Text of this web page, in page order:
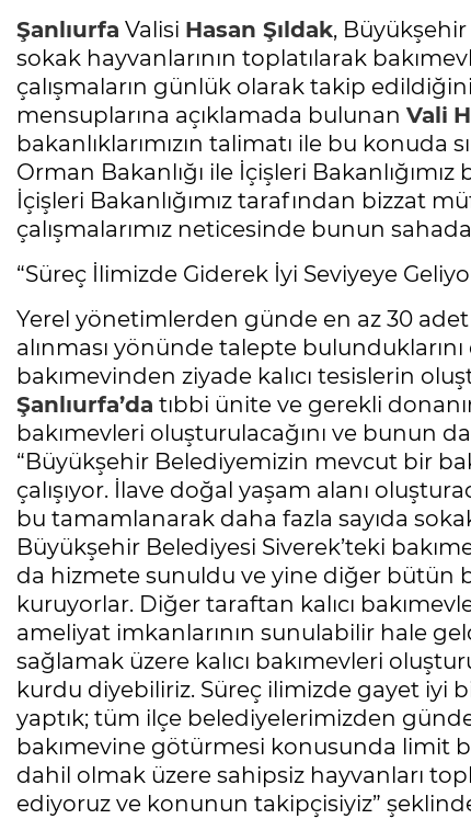
Şanlıurfa Valisi Hasan Şıldak,
sokak hayvanlarının toplatılarak
çalışmaların günlük olarak takip
mensuplarına açıklamada bulunan Vali
bakanlıklarımızın talimatı ile bu konuda
Orman Bakanlığı ile İçişleri
İçişleri Bakanlığımız tarafından bizzat
çalışmalarımız neticesinde bunun
“Süreç İlimizde Giderek İyi Seviyeye
Yerel yönetimlerden günde en az 30
alınması yönünde talepte
bakımevinden ziyade kalıcı tesislerin
Şanlıurfa’da tıbbi ünite ve gerekli
bakımevleri oluşturulacağını ve bunun
“Büyükşehir Belediyemizin mevcut bir
çalışıyor. İlave doğal yaşam alanı
bu tamamlanarak daha fazla sayıda
Büyükşehir Belediyesi Siverek’teki
da hizmete sunuldu ve yine diğer bütün
kuruyorlar. Diğer taraftan kalıcı
ameliyat imkanlarının sunulabilir hale
sağlamak üzere kalıcı bakımevleri
kurdu diyebiliriz. Süreç ilimizde gayet iyi
yaptık; tüm ilçe belediyelerimizden
bakımevine götürmesi konusunda limit
dahil olmak üzere sahipsiz hayvanları
ediyoruz ve konunun takipçisiyiz”